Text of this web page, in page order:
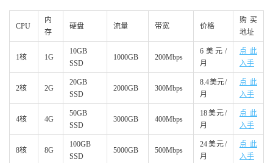
CPU
内
存
硬盘 流量 带宽 价格
购买
地址
1核 1G
10GB
SSD
1000GB 200Mbps
6美元/
月
点此
入手
2核 2G
20GB
SSD
2000GB 300Mbps
8.4美元/
月
点此
入手
4核 4G
50GB
SSD
3000GB 400Mbps
18美元/
月
点此
入手
8核 8G
100GB
SSD
5000GB 500Mbps
24美元/
月
点此
入手